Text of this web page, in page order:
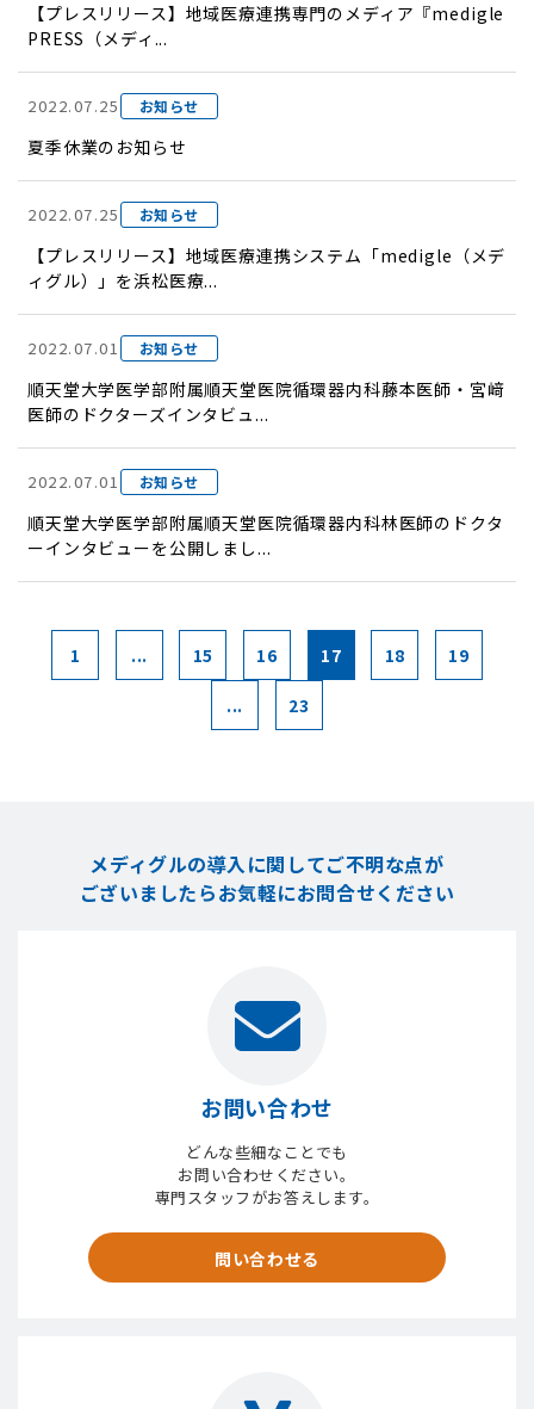
【プレスリリース】地域医療連携専門のメディア『medigle
PRESS（メディ...
2022.07.25 お知らせ
夏季休業のお知らせ
2022.07.25 お知らせ
【プレスリリース】地域医療連携システム「medigle（メデ
ィグル）」を浜松医療...
2022.07.01 お知らせ
順天堂大学医学部附属順天堂医院循環器内科藤本医師・宮﨑
医師のドクターズインタビュ...
2022.07.01 お知らせ
順天堂大学医学部附属順天堂医院循環器内科林医師のドクタ
ーインタビューを公開しまし...
1 ... 15 16 17 18 19
... 23
メディグルの導入に関してご不明な点が
ございましたらお気軽にお問合せください
お問い合わせ
どんな些細なことでも
お問い合わせください。
専門スタッフがお答えします。
問い合わせる